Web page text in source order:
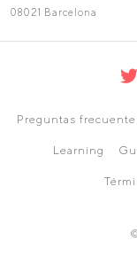
08021 Barcelona
Preguntas
Learning